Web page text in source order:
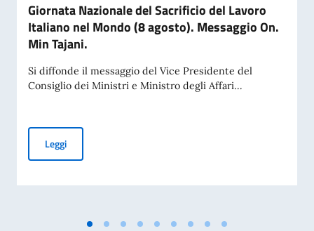
Giornata Nazionale del Sacrificio del Lavoro
Italiano nel Mondo (8 agosto). Messaggio On.
Min Tajani.
Si diffonde il messaggio del Vice Presidente del
Consiglio dei Ministri e Ministro degli Affari...
LeggiGiornata Nazionale del Sacrificio del Lavoro Italiano nel